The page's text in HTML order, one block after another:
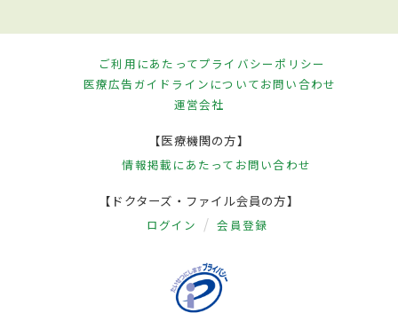
ご利用にあたってプライバシーポリシー
医療広告ガイドラインについてお問い合わせ
運営会社
【医療機関の方】
情報掲載にあたって お問い合わせ
【ドクターズ・ファイル会員の方】
ログイン 会員登録